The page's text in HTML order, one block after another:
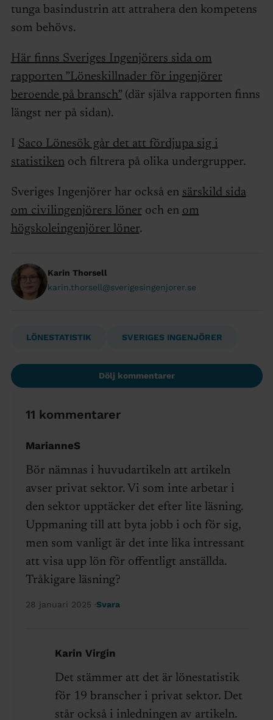
tunga basindustrin att attrahera den kompetens
som behövs.
Här finns Sveriges Ingenjörers sida om
rapporten ”Löneskillnader för ingenjörer
beroende på bransch”(där själva rapporten finns
längst ner på sidan).
I Saco Lönesök går det att fördjupa sig i
statistikenoch filtrera på olika undergrupper.
Sveriges Ingenjörer har också en särskild sida
om civilingenjörers löneroch en om
högskoleingenjörer löner.
Karin Thorsell
karin.thorsell@sverigesingenjorer.se
LÖNESTATISTIK SVERIGES INGENJÖRER
Dölj kommentarer
11 kommentarer
MarianneS
Bör nämnas i huvudartikeln att artikeln
avser privat sektor. Vi som inte arbetar i
den sektor upptäcker det efter lite läsning.
Uppmaning till att byta jobb i och för sig,
men som vanligt är det inte lika intressant
att visa upp lön för offentligt anställda.
Tråkigare läsning?
28 januari 2025 Svara
Karin Virgin
Det stämmer att det är lönestatistik
för 19 branscher i privat sektor. Det
står också i inledningen av artikeln.